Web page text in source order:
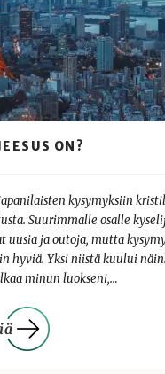
ON?
kysymyksiin
Suurimmalle osalle
uusia ja outoja, mutta
hyviä. Yksi niistä kuului näin:
minun luokseni,…